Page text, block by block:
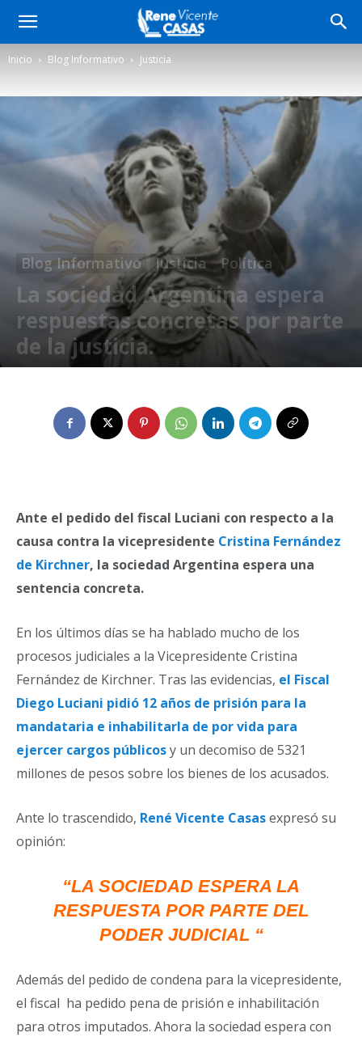
Inicio Blog Informativo Justicia
Blog Informativo Justicia Política
La sociedad Argentina espera
respuestas concretas por parte
de la justicia.
Por Rene Vicente Casas - 1 de septiembre de 2022 0
Ante el pedido del fiscal Luciani con respecto a la
causa contra la vicepresidente Cristina Fernández
de Kirchner, la sociedad Argentina espera una
sentencia concreta.
En los últimos días se ha hablado mucho de los
procesos judiciales a la Vicepresidente Cristina
Fernández de Kirchner. Tras las evidencias, el Fiscal
Diego Luciani pidió 12 años de prisión para la
mandataria e inhabilitarla de por vida para
ejercer cargos públicosy un decomiso de 5321
millones de pesos sobre los bienes de los acusados.
Ante lo trascendido, René Vicente Casasexpresó su
opinión:
“LA SOCIEDAD ESPERA LA
RESPUESTA POR PARTE DEL
PODER JUDICIAL “
Además del pedido de condena para la vicepresidente,
el fiscal ha pedido pena de prisión e inhabilitación
para otros imputados. Ahora la sociedad espera con